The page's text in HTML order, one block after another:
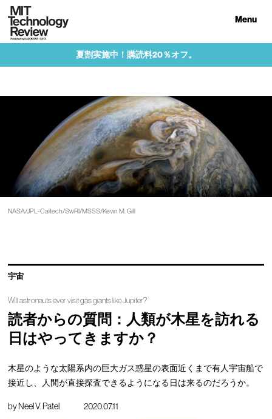
Menu
夏割実施中！購読料20％オフ。
NASA/JPL-Caltech/SwRI/MSSS/Kevin M. Gill
宇宙
Will astronauts ever visit gas giants like Jupiter?
読者からの質問：人類が木星を訪れる
日はやってきますか？
木星のような太陽系内の巨大ガス惑星の表面近くまで有人宇宙船で
接近し、人間が直接探査できるようになる日は来るのだろうか。
byNeel V. Patel 2020.07.11